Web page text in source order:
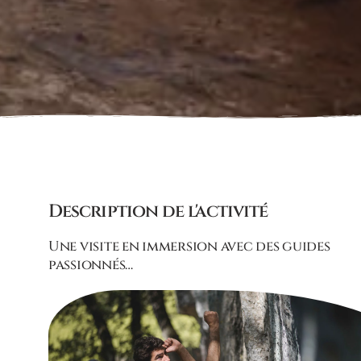
Description de l'activité
Une visite en immersion avec des guides
passionnés…